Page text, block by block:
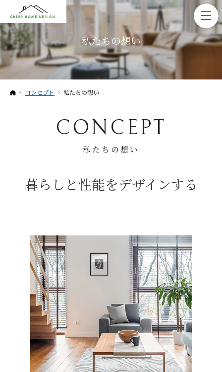
私たちの想い
ホーム
コンセプト 私たちの想い
CONCEPT
私たちの想い
暮らしと性能をデザインする